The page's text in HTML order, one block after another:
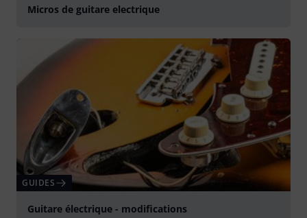
Micros de guitare electrique
GUIDES
Guitare électrique - modifications